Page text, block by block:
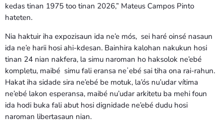
kedas tinan 1975 too tinan 2026,” Mateus Campos Pinto
hateten.
Nia haktuir iha expozisaun ida ne’e mós, sei haré oinsé nasaun
ida ne’e harii hosi ahi-kdesan. Bainhira kalohan nakukun hosi
tinan 24 nian nakfera, la simu naroman ho haksolok ne’ebé
kompletu, maibé simu fali eransa neʼebé sai tiha ona rai-rahun.
Hakat iha sidade sira ne’ebé be motuk, la’ós nu’udar vítima
ne’ebé lakon esperansa, maibé nu’udar arkitetu ba mehi foun
ida hodi buka fali abut hosi dignidade ne’ebé dudu hosi
naroman libertasaun nian.